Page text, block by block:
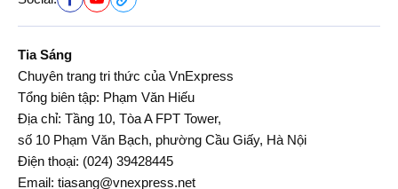
Tia Sáng
Chuyên trang tri thức của VnExpress
Tổng biên tập: Phạm Văn Hiếu
Địa chỉ: Tầng 10, Tòa A FPT Tower,
số 10 Phạm Văn Bạch, phường Cầu Giấy, Hà Nội
Điện thoại: (024) 39428445
Email: tiasang@vnexpress.net